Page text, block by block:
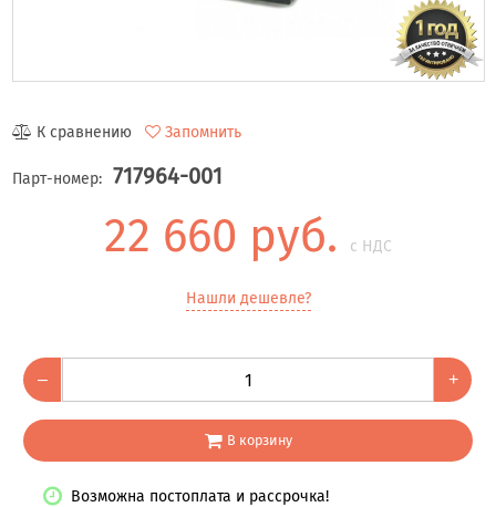
К сравнению Запомнить
Парт-номер: 717964-001
22 660 руб. с НДС
Нашли дешевле?
– +
В корзину
Возможна постоплата и рассрочка!